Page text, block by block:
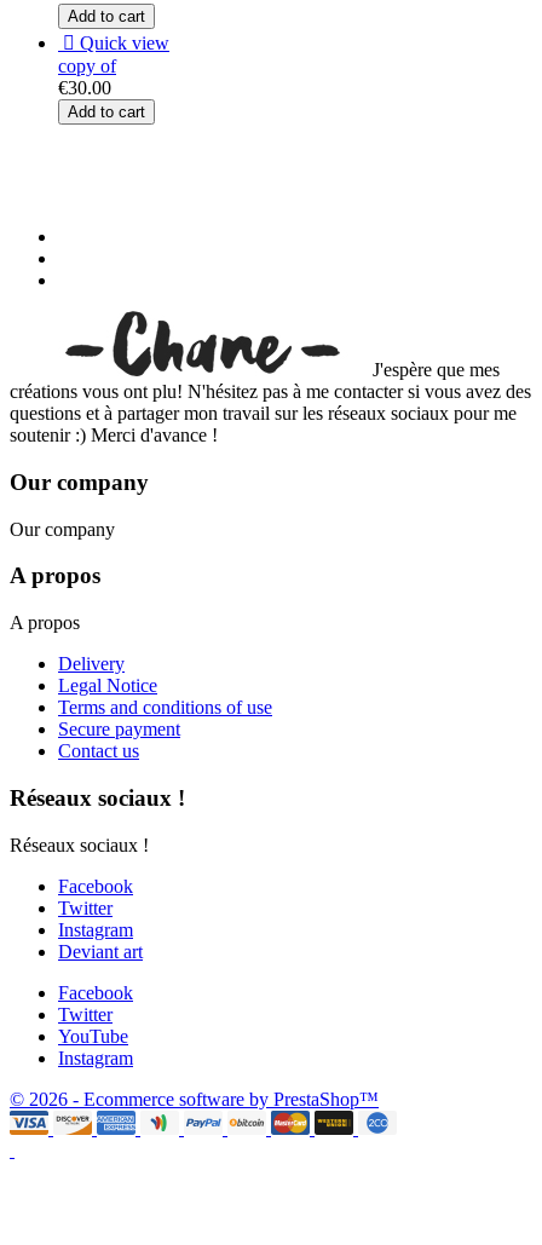
Add to cart
 Quick view
copy of
€30.00
Add to cart
J'espère que mes
créations vous ont plu! N'hésitez pas à me contacter si vous avez des
questions et à partager mon travail sur les réseaux sociaux pour me
soutenir :) Merci d'avance !
Our company
Our company
A propos
A propos
Delivery
Legal Notice
Terms and conditions of use
Secure payment
Contact us
Réseaux sociaux !
Réseaux sociaux !
Facebook
Twitter
Instagram
Deviant art
Facebook
Twitter
YouTube
Instagram
© 2026 - Ecommerce software by PrestaShop™